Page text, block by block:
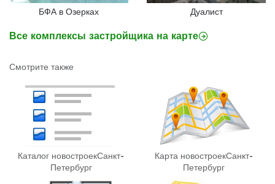
БФА в Озерках Дуалист
Все комплексы застройщика на карте
Смотрите также
Каталог новостроекСанкт-
Петербург
Карта новостроекСанкт-
Петербург